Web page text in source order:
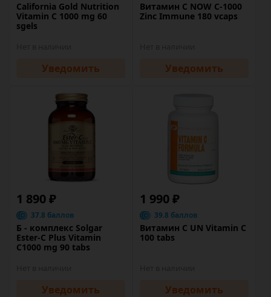
California Gold Nutrition
Vitamin C 1000 mg 60
sgels
Уведомить
Витамин C NOW C-1000
Zinc Immune 180 vcaps
Уведомить
1 890 ₽
37.8 баллов
Б - комплекс Solgar
Ester-C Plus Vitamin
C1000 mg 90 tabs
Уведомить
1 990 ₽
39.8 баллов
Витамин C UN Vitamin C
100 tabs
Уведомить